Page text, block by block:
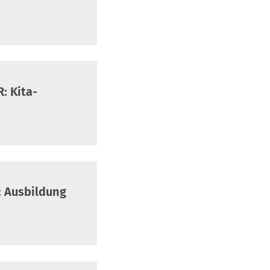
Kita-
Ausbildung